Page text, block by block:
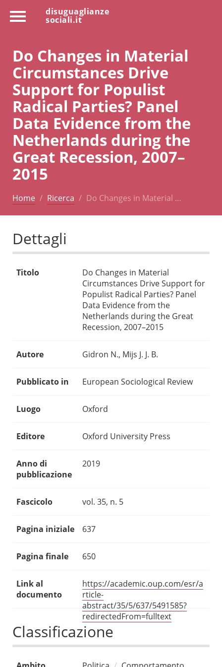
disuguaglianze
sociali.it
Do Changes in Material
Circumstances Drive
Support for Populist
Radical Parties? Panel
Data Evidence from the
Netherlands during the
Great Recession, 2007–
2015
Home Ricerca Do Changes in Material …
Dettagli
Titolo
Do Changes in Material
Circumstances Drive Support for
Populist Radical Parties? Panel
Data Evidence from the
Netherlands during the Great
Recession, 2007–2015
Autore Gidron N., Mijs J. J. B.
Pubblicato in European Sociological Review
Luogo Oxford
Editore Oxford University Press
Anno di
pubblicazione
2019
Fascicolo vol. 35, n. 5
Pagina iniziale 637
Pagina finale 650
Link al
documento
https://academic.oup.com/esr/a
rticle-
abstract/35/5/637/5491585?
redirectedFrom=fulltext
Classificazione